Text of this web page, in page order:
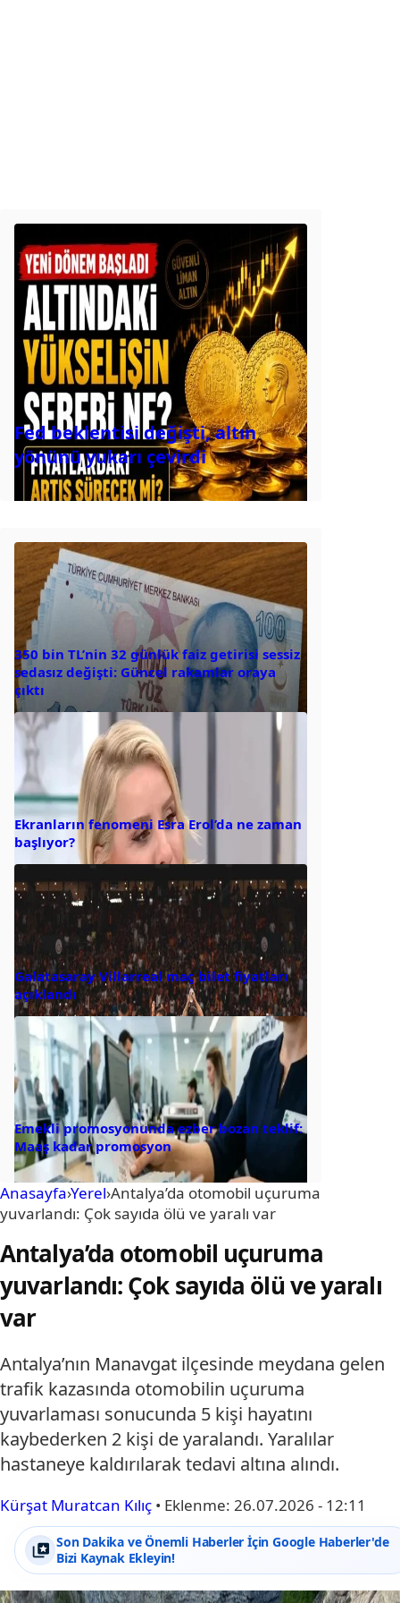
Fed beklentisi değişti, altın
yönünü yukarı çevirdi
350 bin TL’nin 32 günlük faiz getirisi sessiz
sedasız değişti: Güncel rakamlar oraya
çıktı
Ekranların fenomeni Esra Erol’da ne zaman
başlıyor?
Galatasaray Villarreal maç bilet fiyatları
açıklandı
Emekli promosyonunda ezber bozan teklif:
Maaş kadar promosyon
Anasayfa›Yerel›Antalya’da otomobil uçuruma
yuvarlandı: Çok sayıda ölü ve yaralı var
Antalya’da otomobil uçuruma
yuvarlandı: Çok sayıda ölü ve yaralı
var
Antalya’nın Manavgat ilçesinde meydana gelen
trafik kazasında otomobilin uçuruma
yuvarlaması sonucunda 5 kişi hayatını
kaybederken 2 kişi de yaralandı. Yaralılar
hastaneye kaldırılarak tedavi altına alındı.
Kürşat Muratcan Kılıç • Eklenme: 26.07.2026 - 12:11
Son Dakika ve Önemli Haberler İçin Google Haberler'de
Bizi Kaynak Ekleyin!